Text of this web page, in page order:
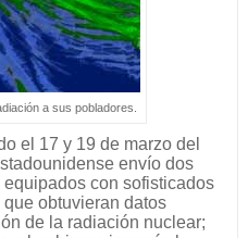
a sus pobladores.
el 17 y 19 de marzo del
envío dos
con sofisticados
obtuvieran datos
de la radiación nuclear;